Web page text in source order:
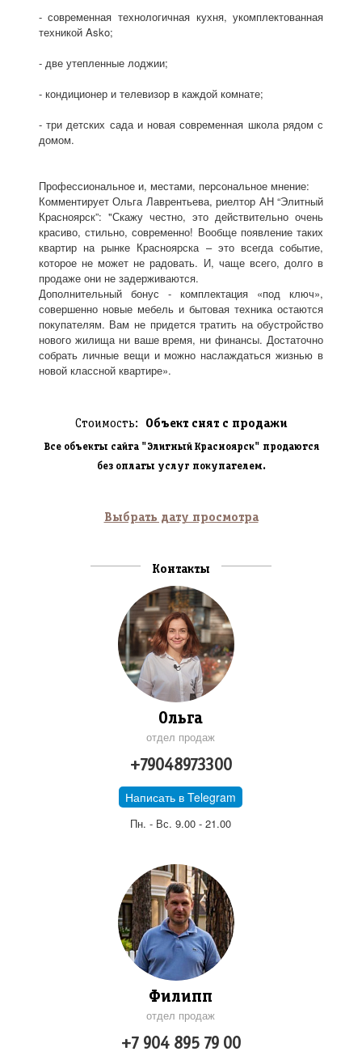
- современная технологичная кухня, укомплектованная
техникой Asko;
- две утепленные лоджии;
- кондиционер и телевизор в каждой комнате;
- три детских сада и новая современная школа рядом с
домом.
Профессиональное и, местами, персональное мнение:
Комментирует Ольга Лаврентьева, риелтор АН “Элитный
Красноярск”: "Скажу честно, это действительно очень
красиво, стильно, современно! Вообще появление таких
квартир на рынке Красноярска – это всегда событие,
которое не может не радовать. И, чаще всего, долго в
продаже они не задерживаются.
Дополнительный бонус - комплектация «под ключ»,
совершенно новые мебель и бытовая техника остаются
покупателям. Вам не придется тратить на обустройство
нового жилища ни ваше время, ни финансы. Достаточно
собрать личные вещи и можно наслаждаться жизнью в
новой классной квартире».
Стоимость: Объект снят с продажи
Все объекты сайта "Элитный Красноярск" продаются
без оплаты услуг покупателем.
Выбрать дату просмотра
Контакты
Ольга
отдел продаж
+79048973300
Написать в Telegram
Пн. - Вс. 9.00 - 21.00
Филипп
отдел продаж
+7 904 895 79 00